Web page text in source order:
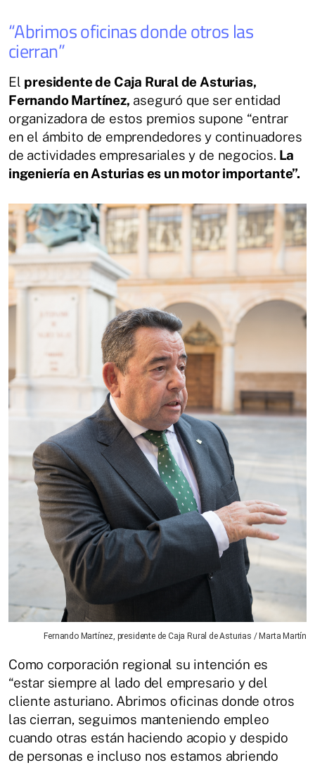
“Abrimos oficinas donde otros las
cierran”
El presidente de Caja Rural de Asturias,
Fernando Martínez, aseguró que ser entidad
organizadora de estos premios supone “entrar
en el ámbito de emprendedores y continuadores
de actividades empresariales y de negocios. La
ingeniería en Asturias es un motor importante”.
Fernando Martínez, presidente de Caja Rural de Asturias / Marta Martín
Como corporación regional su intención es
“estar siempre al lado del empresario y del
cliente asturiano. Abrimos oficinas donde otros
las cierran, seguimos manteniendo empleo
cuando otras están haciendo acopio y despido
de personas e incluso nos estamos abriendo